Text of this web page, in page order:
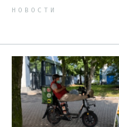
НОВОСТИ